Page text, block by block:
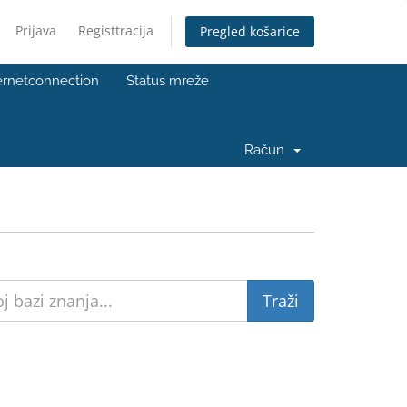
Prijava Registtracija Pregled košarice
Status mreže
Račun